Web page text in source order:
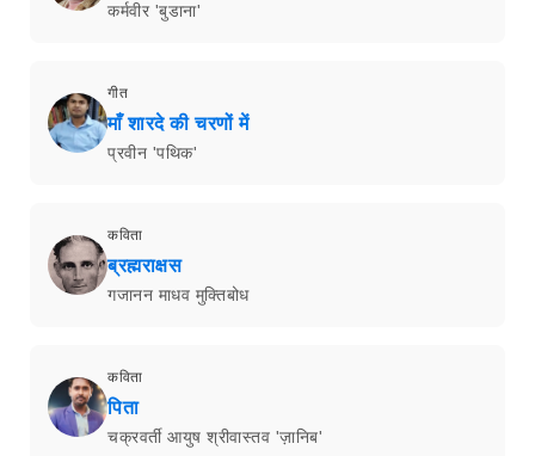
कर्मवीर 'बुडाना'
गीत
माँ शारदे की चरणों में
प्रवीन 'पथिक'
कविता
ब्रह्मराक्षस
गजानन माधव मुक्तिबोध
कविता
पिता
चक्रवर्ती आयुष श्रीवास्तव 'ज़ानिब'